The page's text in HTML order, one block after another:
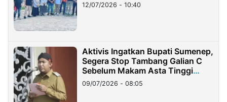
12/07/2026 - 10:40
Aktivis Ingatkan Bupati Sumenep,
Segera Stop Tambang Galian C
Sebelum Makam Asta Tinggi
Longsor
09/07/2026 - 08:05